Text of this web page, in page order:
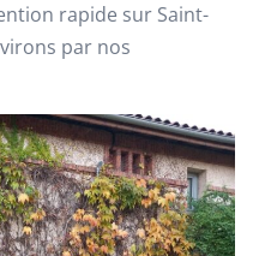
rapide sur Saint-
par nos